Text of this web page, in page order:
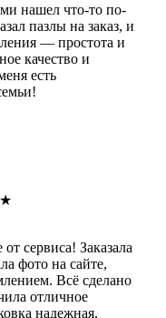
нашел что-то по-
пазлы на заказ, и
— простота и
качество и
есть
★
сервиса! Заказала
фото на сайте,
Всё сделано
отличное
надежная,